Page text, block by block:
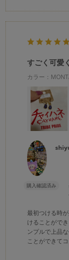
すごく可愛
カラー：
購入確認済み
最初つける時
けることがで
ンプルで上品
ことができて